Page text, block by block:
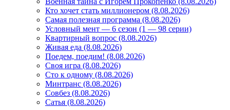
Кто хочет стать миллионером (8.08.2026)
Самая полезная программа (8.08.2026)
Условный мент — 6 сезон (1 — 98 серии)
Квартирный вопрос (8.08.2026)
Живая еда (8.08.2026)
Поедем, поедим! (8.08.2026)
Своя игра (8.08.2026)
Сто к одному (8.08.2026)
Минтранс (8.08.2026)
Совбез (8.08.2026)
Сатья (8.08.2026)